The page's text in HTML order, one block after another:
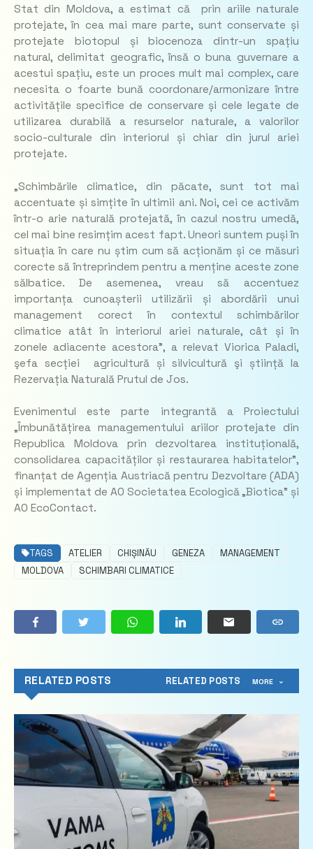
Stat din Moldova, a estimat că prin ariile naturale
protejate, în cea mai mare parte, sunt conservate și
protejate biotopul și biocenoza dintr-un spațiu
natural, delimitat geografic, însă o buna guvernare a
acestui spațiu, este un proces mult mai complex, care
necesita o foarte bună coordonare/armonizare între
activitățile specifice de conservare și cele legate de
utilizarea durabilă a resurselor naturale, a valorilor
socio-culturale din interiorul și chiar din jurul ariei
protejate.
„Schimbările climatice, din păcate, sunt tot mai
accentuate și simțite în ultimii ani. Noi, cei ce activăm
într-o arie naturală protejată, în cazul nostru umedă,
cel mai bine resimțim acest fapt. Uneori suntem puși în
situația în care nu știm cum să acționăm și ce măsuri
corecte să întreprindem pentru a menține aceste zone
sălbatice. De asemenea, vreau să accentuez
importanța cunoașterii utilizării și abordării unui
management corect în contextul schimbărilor
climatice atât în interiorul ariei naturale, cât și în
zonele adiacente acestora”, a relevat Viorica Paladi,
şefa secției agricultură și silvicultură şi știință la
Rezervația Naturală Prutul de Jos.
Evenimentul este parte integrantă a Proiectului
„Îmbunătățirea managementului ariilor protejate din
Republica Moldova prin dezvoltarea instituțională,
consolidarea capacităților și restaurarea habitatelor”,
finanțat de Agenția Austriacă pentru Dezvoltare (ADA)
și implementat de AO Societatea Ecologică „Biotica” și
AO EcoContact.
TAGS ATELIER CHIȘINĂU GENEZA
MANAGEMENT
MOLDOVA
SCHIMBARI CLIMATICE
RELATED POSTS RELATED POSTS MORE